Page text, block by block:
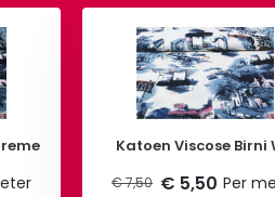
Katoen Viscose Birni
€ 7,50 € 5,50 Per